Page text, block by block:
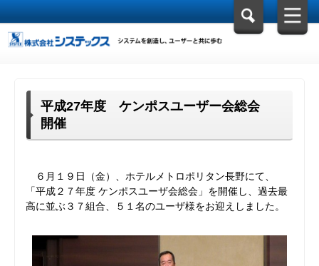
平成27年度 ケンポスユーザー会総会
開催
６月１９日（金）、ホテルメトロポリタン長野にて、
「平成２７年度 ケンポスユーザ会総会」を開催し、過去最
高に並ぶ３７組合、５１名のユーザ様をお迎えしました。